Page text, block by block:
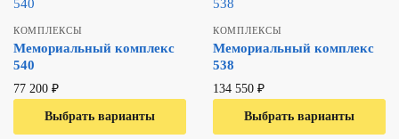
КОМПЛЕКСЫ
Мемориальный комплекс
540
77 200 ₽
В один клик
Выбрать варианты
КОМПЛЕКСЫ
Мемориальный комплекс
538
134 550 ₽
В один клик
Выбрать варианты